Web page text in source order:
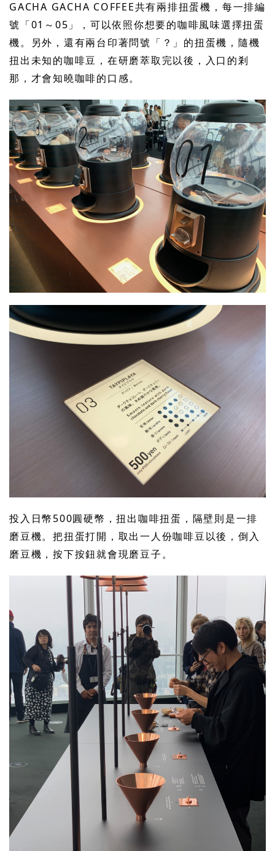
GACHA GACHA COFFEE共有兩排扭蛋機，每一排編
號「01～05」，可以依照你想要的咖啡風味選擇扭蛋
機。另外，還有兩台印著問號「？」的扭蛋機，隨機
扭出未知的咖啡豆，在研磨萃取完以後，入口的剎
那，才會知曉咖啡的口感。
投入日幣500圓硬幣，扭出咖啡扭蛋，隔壁則是一排
磨豆機。把扭蛋打開，取出一人份咖啡豆以後，倒入
磨豆機，按下按鈕就會現磨豆子。